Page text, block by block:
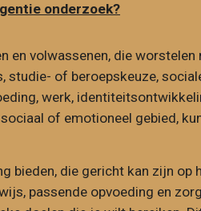
onderzoek?
en volwassenen, die worstelen
studie- of beroepskeuze,
werk,
of emotioneel gebied,
bieden, die gericht kan zijn op
passende opvoeding en